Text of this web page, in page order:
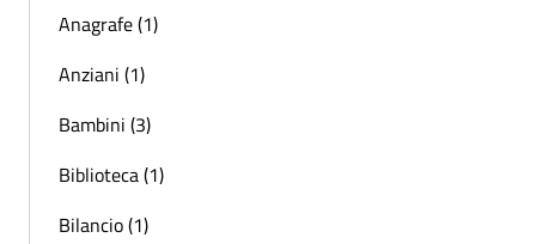
Anagrafe (1)
Anziani (1)
Bambini (3)
Biblioteca (1)
Bilancio (1)